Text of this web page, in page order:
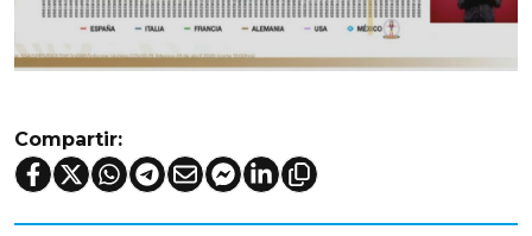
Compartir: